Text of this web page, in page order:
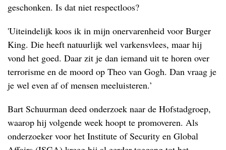
geschonken. Is dat niet respectloos?
'Uiteindelijk koos ik in mijn onervarenheid voor Burger
King. Die heeft natuurlijk wel varkensvlees, maar hij
vond het goed. Daar zit je dan iemand uit te horen over
terrorisme en de moord op Theo van Gogh. Dan vraag je
je wel even af of mensen meeluisteren.’
Bart Schuurman deed onderzoek naar de Hofstadgroep,
waarop hij volgende week hoopt te promoveren. Als
onderzoeker voor het Institute of Security en Global